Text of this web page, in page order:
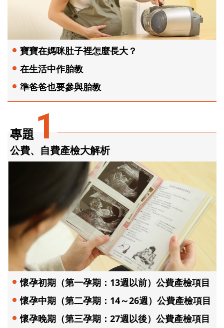
專題 1
公費、自費產檢大解析
懷孕初期（第一孕期：13週以前）公費產檢項目
懷孕中期（第二孕期：14～26週）公費產檢項目
懷孕晚期（第三孕期：27週以後）公費產檢項目
寶寶在媽咪肚子裡怎麼長大？
在生活中作胎教
準爸爸也要參與胎教